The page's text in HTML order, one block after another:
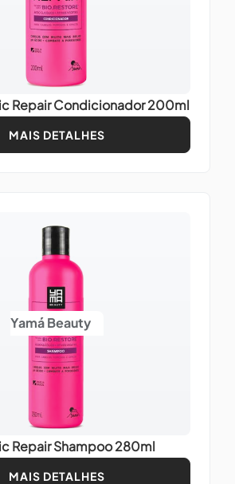
Repair Condicionador 200ml
MAIS DETALHES
Yamá Beauty
Repair Shampoo 280ml
MAIS DETALHES